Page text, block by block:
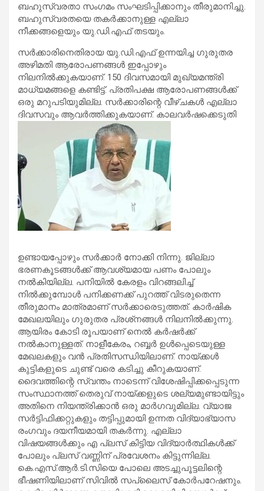
ബഹുസ്വരതാ സംഗമം സംഘടിപ്പിക്കാനും തീരുമാനിച്ചു.
ബഹുസ്വരതയെ തകര്‍ക്കാനുള്ള എല്ലാ
നീക്കങ്ങളെയും യു.ഡി.എഫ് തടയും.
സര്‍ക്കാരിനെതിരായ യു.ഡി.എഫ് ഉന്നയിച്ച ഗുരുതര
അഴിമതി ആരോപണങ്ങള്‍ ഇപ്പോഴും
നിലനില്‍ക്കുകയാണ്. 150 ദിവസമായി മുഖ്യമന്ത്രി
മാധ്യമങ്ങളെ കണ്ടിട്ട്. പ്രതിപക്ഷ ആരോപണങ്ങള്‍ക്ക്
ഒരു മറുപടിയുമില്ല. സര്‍ക്കാരിന്റെ വീഴ്ചകള്‍ എല്ലാ
ദിവസവും ആവര്‍ത്തിക്കുകയാണ്. കാലവര്‍ഷക്കെടുതി
ഉണ്ടായപ്പോഴും സര്‍ക്കാര്‍ നോക്കി നിന്നു. ജില്ലാ
ഭരണകൂടങ്ങള്‍ക്ക് ആവശ്യമായ പണം പോലും
നല്‍കിയില്ല. പനിയില്‍ കേരളം വിറങ്ങലിച്ച്
നില്‍ക്കുമ്പോള്‍ പനിക്കണക്ക് പുറത്ത് വിടരുതെന്ന
തീരുമാനം മാത്രമാണ് സര്‍ക്കാരെടുത്തത്. കാര്‍ഷിക
മേഖലയിലും ഗുരുതര പ്രശ്‌നങ്ങള്‍ നിലനില്‍ക്കുന്നു.
ആയിരം കോടി രൂപയാണ് നെല്‍ കര്‍ഷര്‍ക്ക്
നല്‍കാനുള്ളത്. നാളീകേരം, റബ്ബര്‍ ഉള്‍പ്പെടെയുള്ള
മേഖലകളും വന്‍ പ്രതിസന്ധിയിലാണ്. നായ്ക്കള്‍
കുട്ടികളുടെ ചുണ്ട് വരെ കടിച്ചു കീറുകയാണ്.
ദൈവത്തിന്റെ സ്വന്തം നാടെന്ന് വിശേഷിപ്പിക്കപ്പെടുന്ന
സംസ്ഥാനത്ത് തെരുവ് നായ്ക്കളുടെ ശല്യമുണ്ടായിട്ടും
അതിനെ നിയന്ത്രിക്കാന്‍ ഒരു മാര്‍ഗവുമില്ല. വ്യാജ
സര്‍ട്ടിഫിക്കറ്റുകളും തട്ടിപ്പുമായി ഉന്നത വിദ്യാഭ്യാസ
രംഗവും ദയനീയമായി തകര്‍ന്നു. എല്ലാ
വിഷയങ്ങള്‍ക്കും എ പ്ലസ് കിട്ടിയ വിദ്യാര്‍ത്ഥികള്‍ക്ക്
പോലും പ്ലസ് വണ്ണിന് പ്രവേശനം കിട്ടുന്നില്ല.
കെ.എസ്.ആര്‍.ടി.സിയെ പോലെ അടച്ചുപൂട്ടലിന്റെ
ഭീഷണിയിലാണ് സിവില്‍ സപ്ലൈസ് കോര്‍പറേഷനും.